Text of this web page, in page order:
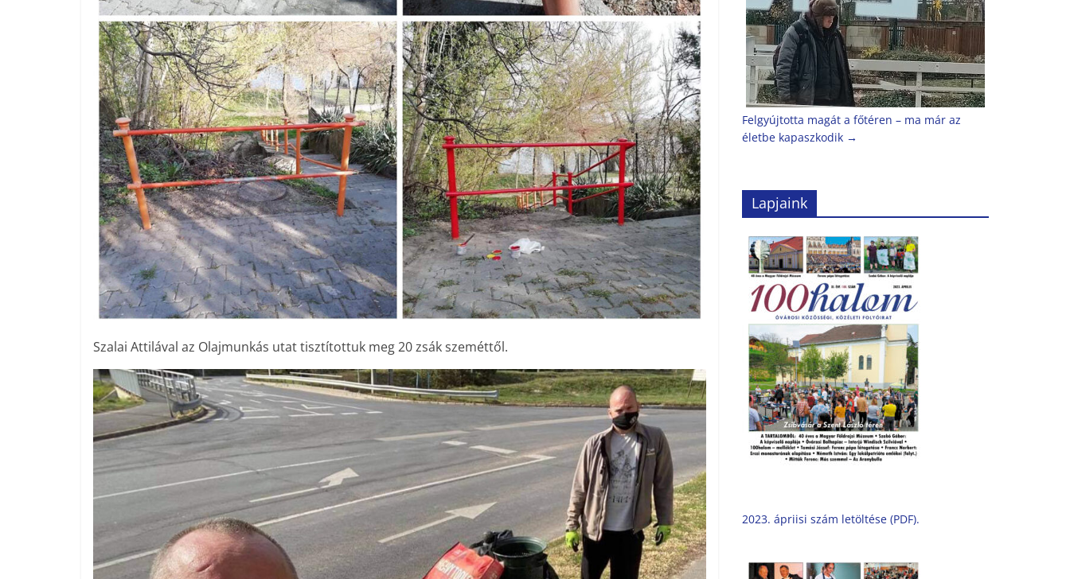
Szalai Attilával az Olajmunkás utat tisztítottuk meg 20 zsák szeméttől.
Felgyújtotta magát a főtéren – ma már az
életbe kapaszkodik →
Lapjaink
2023. ápriisi szám letöltése (PDF).